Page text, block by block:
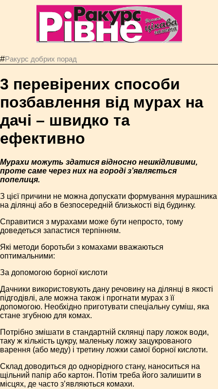
#Ракурс добрих порад
3 перевірених способи
позбавлення від мурах на
дачі – швидко та
ефективно
Мурахи можуть здатися відносно нешкідливими,
проте саме через них на городі з’являється
попелиця.
З цієї причини не можна допускати формування мурашника
на ділянці або в безпосередній близькості від будинку.
Справитися з мурахами може бути непросто, тому
доведеться запастися терпінням.
Які методи боротьби з комахами вважаються
оптимальними:
За допомогою борної кислоти
Дачники використовують дану речовину на ділянці в якості
підгодівлі, але можна також і прогнати мурах з її
допомогою. Необхідно приготувати спеціальну суміш, яка
стане згубною для комах.
Потрібно змішати в стандартній склянці пару ложок води,
таку ж кількість цукру, маленьку ложку зацукрованого
варення (або меду) і третину ложки самої борної кислоти.
Склад доводиться до однорідного стану, наноситься на
щільний папір або картон. Потім треба його залишити в
місцях, де часто з’являються комахи.